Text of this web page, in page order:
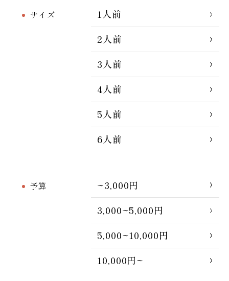
サイズ
1人前
2人前
3人前
4人前
5人前
6人前
予算
~3,000円
3,000~5,000円
5,000~10,000円
10,000円~